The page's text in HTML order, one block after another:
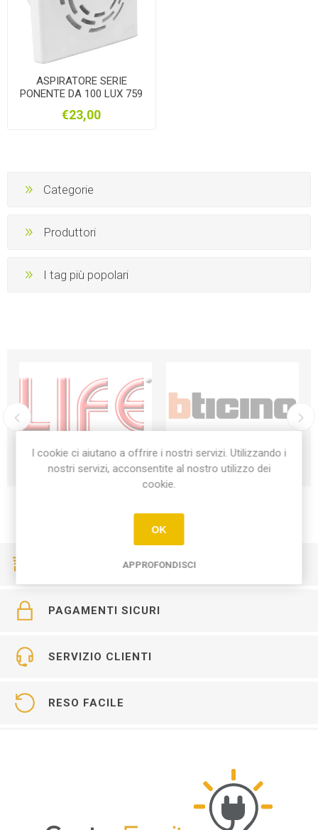
ASPIRATORE SERIE
PONENTE DA 100 LUX 759
€23,00
Categorie
Produttori
I tag più popolari
CONSEGNE VELOCI
PAGAMENTI SICURI
SERVIZIO CLIENTI
RESO FACILE
I cookie ci aiutano a offrire i nostri servizi. Utilizzando i
nostri servizi, acconsentite al nostro utilizzo dei
cookie.
OK
APPROFONDISCI